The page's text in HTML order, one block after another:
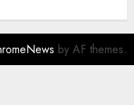
by AF themes.